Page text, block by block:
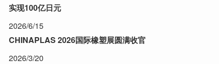
实现100亿日元
2026/6/15
CHINAPLAS 2026国际橡塑展圆满收官
2026/3/20